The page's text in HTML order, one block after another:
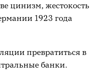
цинизм, жестокость
1923 года
превратиться в
банки.